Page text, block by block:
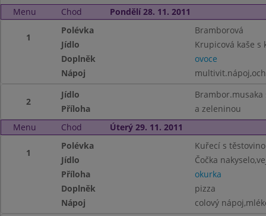
Menu Chod Pondělí 28. 11. 2011
1
Polévka
Bramborová
Jídlo
Krupicová kaše s
Doplněk
ovoce
Nápoj
2
Jídlo
Brambor.musaka
Příloha
a zeleninou
Menu
Chod Úterý 29. 11. 2011
1
Polévka
Kuřecí s
Jídlo
Čočka
Příloha
okurka
Doplněk
pizza
Nápoj
colový